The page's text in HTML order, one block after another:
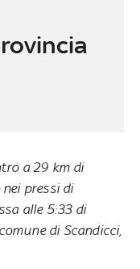
a 29 km di
pressi di
alle 5:33 di
di Scandicci,